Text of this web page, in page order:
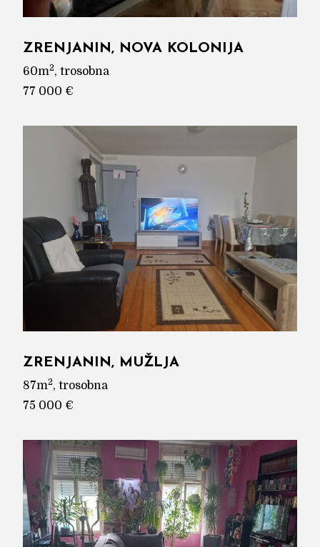
ZRENJANIN, NOVA KOLONIJA
60m2, trosobna
77 000 €
ZRENJANIN, MUŽLJA
87m2, trosobna
75 000 €